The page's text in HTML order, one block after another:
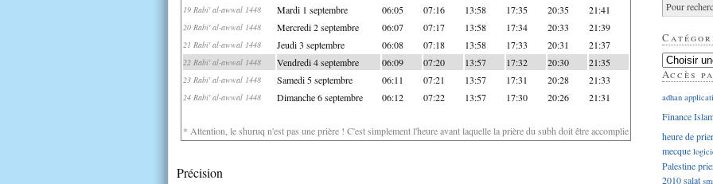
19 Rabi' al-awwal 1448 Mardi 1 septembre 06:05 07:16 13:58 17:35 20:35 21:41
20 Rabi' al-awwal 1448 Mercredi 2 septembre 06:07 07:17 13:58 17:34 20:33 21:39
21 Rabi' al-awwal 1448 Jeudi 3 septembre 06:08 07:18 13:58 17:33 20:31 21:37
22 Rabi' al-awwal 1448 Vendredi 4 septembre 06:09 07:20 13:57 17:32 20:30 21:35
23 Rabi' al-awwal 1448 Samedi 5 septembre 06:11 07:21 13:57 17:31 20:28 21:33
24 Rabi' al-awwal 1448 Dimanche 6 septembre 06:12 07:22 13:57 17:30 20:26 21:31
* Attention, le shuruq n'est pas une prière ! C'est simplement l'heure avant laquelle la prière du subh doit être accomplie
Précision
Accès
adhan
Finance
heure de
mecque
Palestine
2010salat